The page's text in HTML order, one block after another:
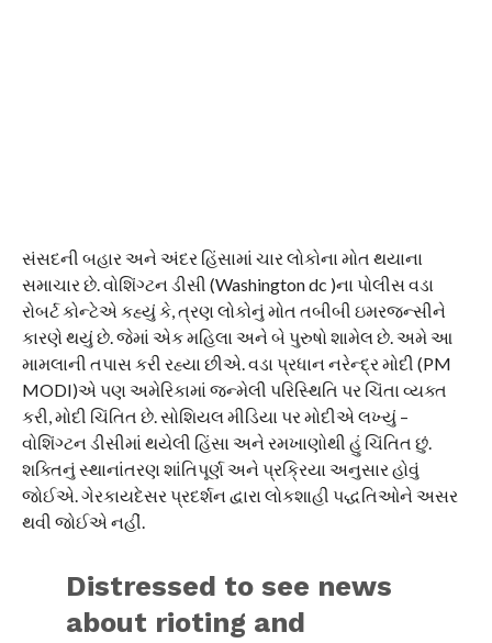
સંસદની બહાર અને અંદર હિંસામાં ચાર લોકોના મોત થયાના
સમાચાર છે. વોશિંગ્ટન ડીસી (Washington dc )ના પોલીસ વડા
રોબર્ટ કોન્ટેએ કહ્યું કે, ત્રણ લોકોનું મોત તબીબી ઇમરજન્સીને
કારણે થયું છે. જેમાં એક મહિલા અને બે પુરુષો શામેલ છે. અમે આ
મામલાની તપાસ કરી રહ્યા છીએ. વડા પ્રધાન નરેન્દ્ર મોદી (PM
MODI)એ પણ અમેરિકામાં જન્મેલી પરિસ્થિતિ પર ચિંતા વ્યક્ત
કરી, મોદી ચિંતિત છે. સોશિયલ મીડિયા પર મોદીએ લખ્યું –
વોશિંગ્ટન ડીસીમાં થયેલી હિંસા અને રમખાણોથી હું ચિંતિત છું.
શક્તિનું સ્થાનાંતરણ શાંતિપૂર્ણ અને પ્રક્રિયા અનુસાર હોવું
જોઈએ. ગેરકાયદેસર પ્રદર્શન દ્વારા લોકશાહી પદ્ધતિઓને અસર
થવી જોઈએ નહીં.
Distressed to see news
about rioting and